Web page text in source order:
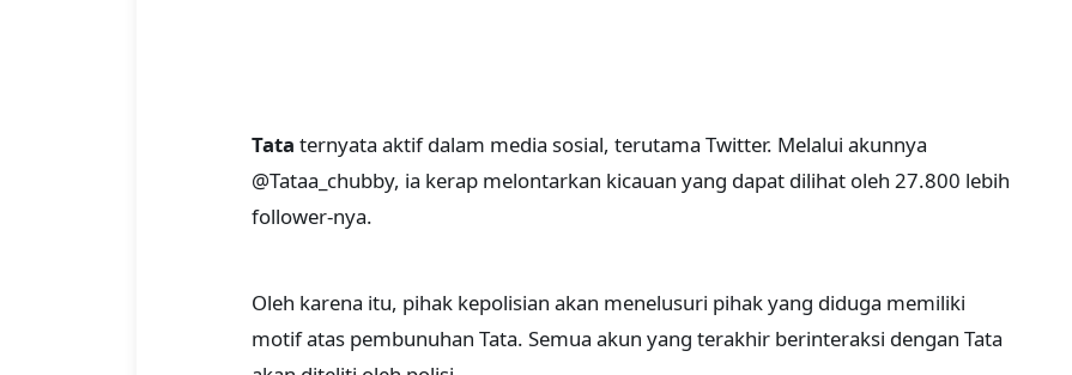
Tata ternyata aktif dalam media sosial, terutama Twitter. Melalui akunnya
@Tataa_chubby, ia kerap melontarkan kicauan yang dapat dilihat oleh 27.800 lebih
follower-nya.
Oleh karena itu, pihak kepolisian akan menelusuri pihak yang diduga memiliki
motif atas pembunuhan Tata. Semua akun yang terakhir berinteraksi dengan Tata